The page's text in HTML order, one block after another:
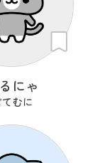
にゃ
むに